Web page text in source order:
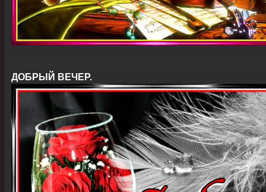
ДОБРЫЙ ВЕЧЕР.